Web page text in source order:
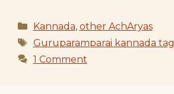
Categories
Kannada, other AchAryas
Tags
Guruparamparai kannada tag
1 Comment